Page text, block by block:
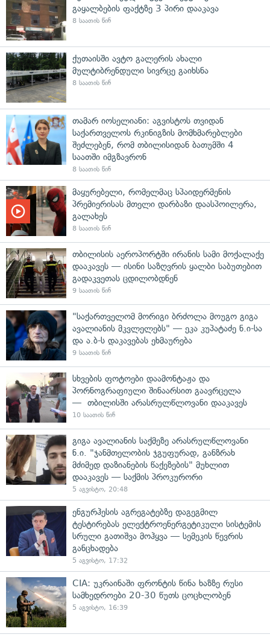
გაყალბების ფაქტზე 3 პირი დააკავა
8 საათის წინ
ქუთაისში ავტო გალერის ახალი
მულტიბრენდული სივრცე გაიხსნა
8 საათის წინ
თამარ იოსელიანი: აგვისტოს თვიდან
საქართველოს რკინიგზის მომხმარებლები
შეძლებენ, რომ თბილისიდან ბათუმში 4
საათში იმგზავრონ
8 საათის წინ
მაყურებელი, რომელმაც სპაიდერმენის
პრემიერისას მთელი დარბაზი დაასპოილერა,
გალახეს
8 საათის წინ
თბილისის აეროპორტში ირანის სამი მოქალაქე
დააკავეს — ისინი საზღვრის ყალბი საბუთებით
გადაკვეთას ცდილობდნენ
9 საათის წინ
"საქართველომ მორიგი ბრძოლა მოუგო გიგა
ავალიანის მკვლელებს" — ეკა კუპატაძე ნ.ი-სა
და ა.ბ-ს დაკავებას ეხმაურება
9 საათის წინ
სხვების ფოტოები დაამონტაჟა და
პორნოგრაფიული შინაარსით გაავრცელა
— თბილისში არასრულწლოვანი დააკავეს
10 საათის წინ
გიგა ავალიანის საქმეზე არასრულწლოვანი
ნ.ი. "ჯანმთელობის ჯგუფურად, განზრახ
მძიმედ დაზიანების წაქეზების" მუხლით
დააკავეს — საქმის პროკურორი
5 აგვისტო, 20:48
ენგურჰესის აგრეგატებზე დაგეგმილ
ტესტირებას ელექტროენერგეტიკული სისტემის
სრული გათიშვა მოჰყვა — სემეკის წევრის
განცხადება
5 აგვისტო, 17:32
CIA: უკრაინაში ფრონტის წინა ხაზზე რუსი
სამხედროები 20-30 წუთს ცოცხლობენ
5 აგვისტო, 16:39